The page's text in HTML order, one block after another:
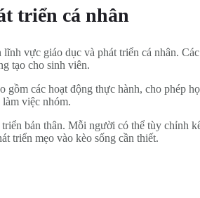
triển cá nhân
vực giáo dục và phát triển cá nhân.
tạo cho sinh viên.
các hoạt động thực hành, cho phép
việc nhóm.
bản thân. Mỗi người có thể tùy chỉnh
triển mẹo vào kèo sống cần thiết.